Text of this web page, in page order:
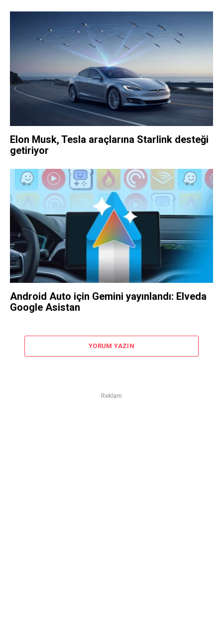
Elon Musk, Tesla araçlarına Starlink desteği
getiriyor
Android Auto için Gemini yayınlandı: Elveda
Google Asistan
YORUM YAZIN
Reklam